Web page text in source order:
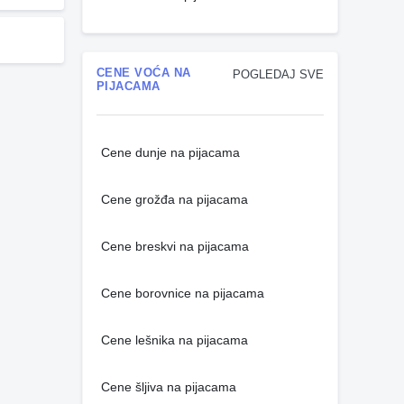
POGLEDAJ SVE
CENE VOĆA NA
PIJACAMA
Cene dunje na pijacama
Cene grožđa na pijacama
Cene breskvi na pijacama
Cene borovnice na pijacama
Cene lešnika na pijacama
Cene šljiva na pijacama